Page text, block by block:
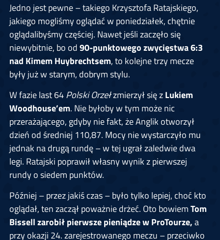
Jedno jest pewne – takiego Krzysztofa Ratajskiego,
jakiego mogliśmy oglądać w poniedziałek, chętnie
oglądalibyśmy częściej. Nawet jeśli zaczęło się
niewybitnie, bo od90-punktowego zwycięstwa 6:3
nad Kimem Huybrechtsem, to kolejne trzy mecze
były już w starym, dobrym stylu.
W fazie last 64Polski Orzełzmierzył się zLukiem
Woodhouse’em. Nie byłoby w tym może nic
przerażającego, gdyby nie fakt, że Anglik otworzył
dzień od średniej 110,87. Mocy nie wystarczyło mu
jednak na drugą rundę – w tej ugrał zaledwie dwa
legi. Ratajski poprawił własny wynik z pierwszej
rundy o siedem punktów.
Później – przez jakiś czas – było tylko lepiej, choć kto
oglądał, ten zaczął poważnie drżeć. Oto bowiemTom
Bissell zarobił pierwsze pieniądze w ProTourze,a
przy okazji 24. zarejestrowanego meczu – przeciwko